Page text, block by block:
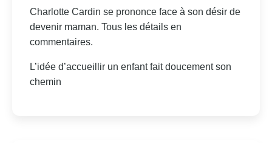
Charlotte Cardin se prononce face à son désir de
devenir maman. Tous les détails en
commentaires.
L’idée d’accueillir un enfant fait doucement son
chemin